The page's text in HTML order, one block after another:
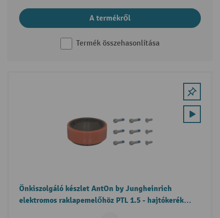
A termékről
Termék összehasonlítása
Önkiszolgáló készlet AntOn by Jungheinrich
elektromos raklapemelőhöz PTL 1.5 - hajtókerék